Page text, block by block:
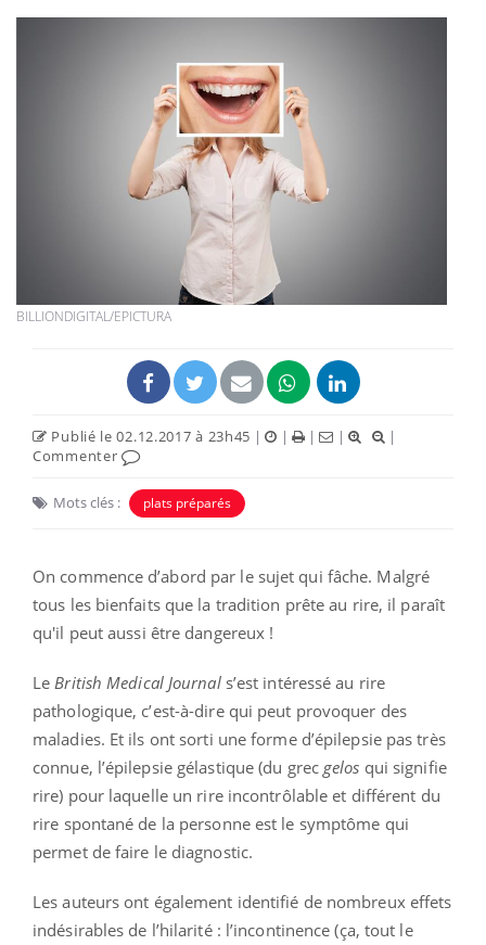
BILLIONDIGITAL/EPICTURA
Publié le 02.12.2017 à 23h45 | | | |
|
Commenter
Mots clés : plats préparés
On commence d’abord par le sujet qui fâche. Malgré
tous les bienfaits que la tradition prête au rire, il paraît
qu'il peut aussi être dangereux !
Le British Medical Journals’est intéressé au rire
pathologique, c’est-à-dire qui peut provoquer des
maladies. Et ils ont sorti une forme d’épilepsie pas très
connue, l’épilepsie gélastique (du grecgelos qui signifie
rire) pour laquelle un rire incontrôlable et différent du
rire spontané de la personne est le symptôme qui
permet de faire le diagnostic.
Les auteurs ont également identifié de nombreux effets
indésirables de l’hilarité : l’incontinence (ça, tout le